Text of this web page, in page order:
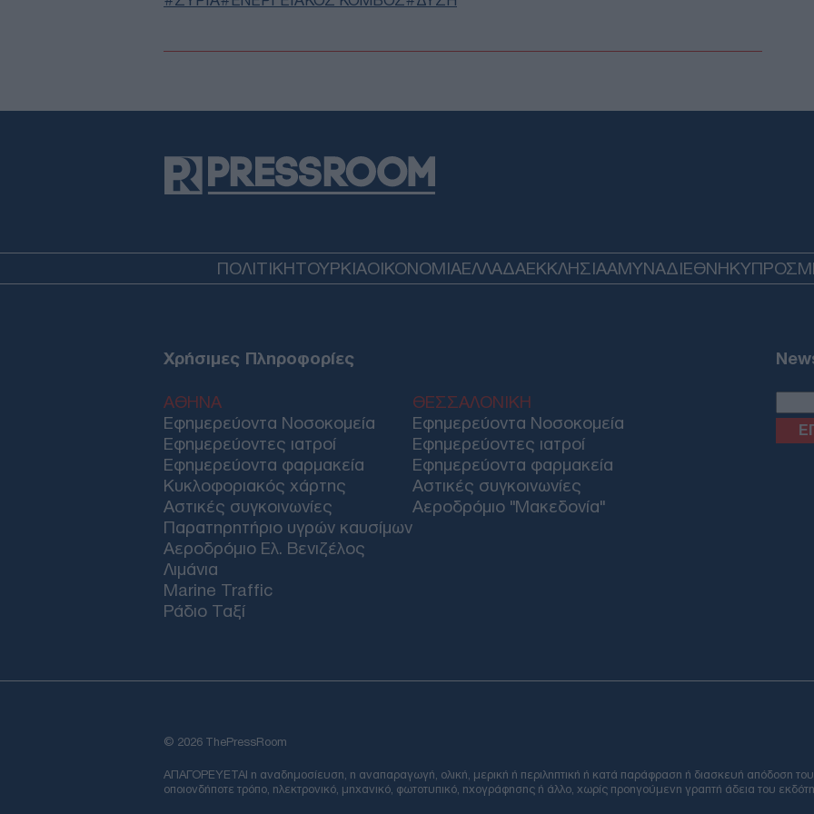
οι
ΠΟΛΙΤΙΚΗΤΟΥΡΚΙΑΟΙΚΟΝΟΜΙΑΕΛΛΑΔΑΕΚΚΛΗΣΙΑΑΜΥΝΑΔΙΕΘΝΗΚΥΠΡΟΣ
Χρήσιμες Πληροφορίες
ΑΘΗΝΑ
Εφημερεύοντα Νοσοκομεία
Εφημερεύοντες ιατροί
Εφημερεύοντα φαρμακεία
Κυκλοφοριακός χάρτης
Αστικές συγκοινωνίες
Παρατηρητήριο υγρών καυσίμων
Αεροδρόμιο Ελ. Βενιζέλος
Λιμάνια
Marine Traffic
Ράδιο Ταξί
ΘΕΣΣΑΛΟΝΙΚΗ
Εφημερεύοντα Νοσοκομεία
Εφημερεύοντες ιατροί
Εφημερεύοντα φαρμακεία
Αστικές συγκοινωνίες
Αεροδρόμιο "Μακεδονία"
© 2026 ThePressRoom
ΑΠΑΓΟΡΕΥΕΤΑΙ η αναδημοσίευση, η αναπαραγωγή, ολική, μερική ή περιληπτική ή κατά παράφραση ή διασκευή απόδοση
οποιονδήποτε τρόπο, ηλεκτρονικό, μηχανικό, φωτοτυπικό, ηχογράφησης ή άλλο, χωρίς προηγούμενη γραπτή άδεια του εκδότη.